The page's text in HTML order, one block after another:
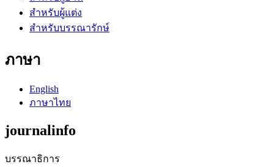
สำหรับผู้แต่ง
สำหรับบรรณารักษ์
ภาษา
English
ภาษาไทย
journalinfo
บรรณาธิการ